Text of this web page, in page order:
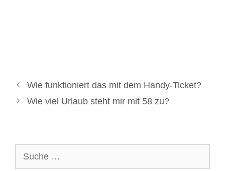
Wie funktioniert das mit dem Handy-Ticket?
Wie viel Urlaub steht mir mit 58 zu?
nach: